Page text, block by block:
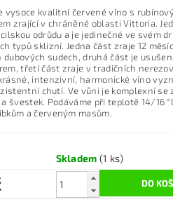
vysoce kvalitní červené víno s
zrající v chráněné oblasti Vittoria.
odrůdu a je jedinečné ve svém
typů sklizní. Jedna část zraje 12
dubových sudech, druhá část je
třetí část zraje v tradičních
intenzivní, harmonické víno
chutí. Ve vůni je komplexní se
švestek. Podáváme při teplotě 14/16
a červeným masům.
Skladem(1 ks)